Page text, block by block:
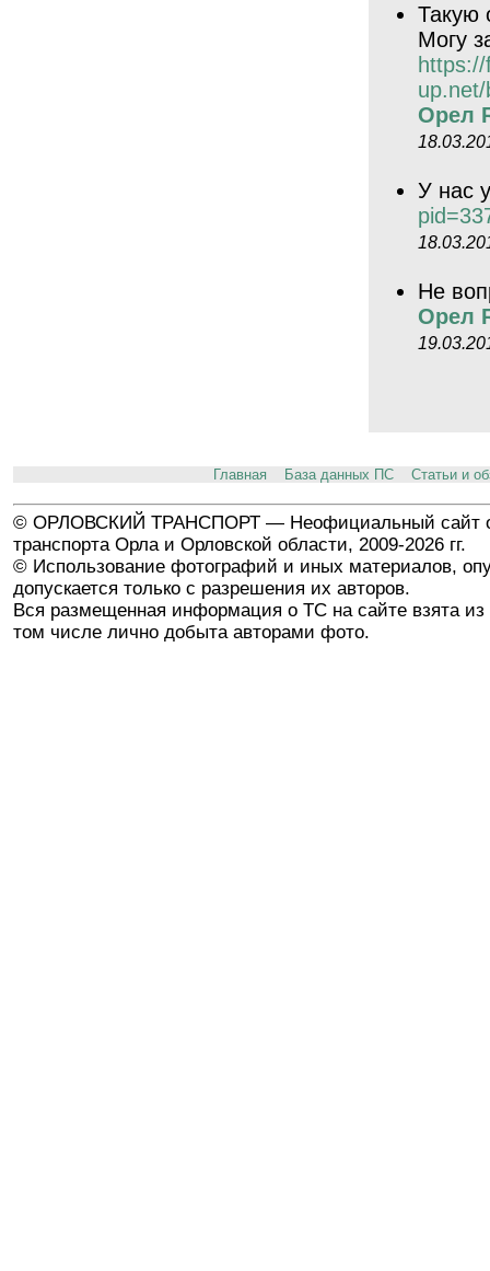
Такую
Могу
Орел
У нас
Не
Орел
Главная База данных ПС Статьи и
© ОРЛОВСКИЙ ТРАНСПОРТ — Неофициальный сайт
транспорта Орла и Орловской области, 2009-2026 гг.
© Использование фотографий и иных материалов,
допускается только с разрешения их авторов.
Вся размещенная информация о ТС на сайте взята из
том числе лично добыта авторами фото.